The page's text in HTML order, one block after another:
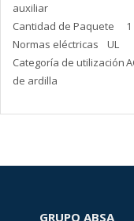
auxiliar
Cantidad de Paquete
1
Normas eléctricas
UL
Categoría de utilización
de ardilla
GRUPO ABSA